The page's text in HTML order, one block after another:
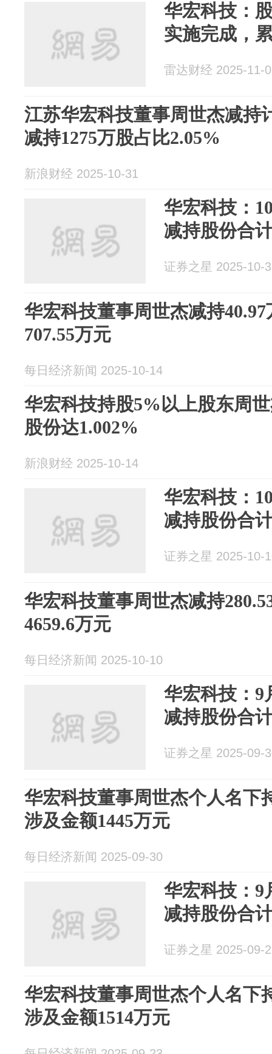
华宏科技：
实施完成，
雷达财经 2025-11-
江苏华宏科技董事周世杰减持
减持1275万股占比2.05%
新浪财经 2025-10-31
华宏科技：
减持股份合
证券之星 2025-10-
华宏科技董事周世杰减持
707.55万元
每日经济新闻 2025-10-14
华宏科技持股5%以上股东周
股份达1.002%
新浪财经 2025-10-14
华宏科技：
减持股份合
证券之星 2025-10-
华宏科技董事周世杰减持
4659.6万元
每日经济新闻 2025-10-10
华宏科技：9
减持股份合
证券之星 2025-09-
华宏科技董事周世杰个人名下
涉及金额1445万元
每日经济新闻 2025-09-30
华宏科技：9
减持股份合
证券之星 2025-09-
华宏科技董事周世杰个人名下
涉及金额1514万元